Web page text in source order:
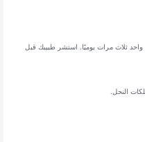
لقرص واحد ثلاث مرات يوميًا. استشر طبيبك قبل
النحل.